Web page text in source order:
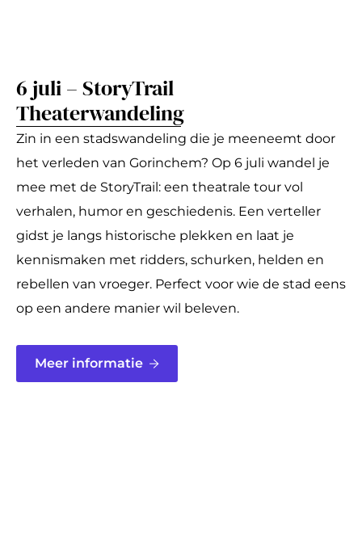
6 juli – StoryTrail
Theaterwandeling
Zin in een stadswandeling die je meeneemt door
het verleden van Gorinchem? Op 6 juli wandel je
mee met de StoryTrail: een theatrale tour vol
verhalen, humor en geschiedenis. Een verteller
gidst je langs historische plekken en laat je
kennismaken met ridders, schurken, helden en
rebellen van vroeger. Perfect voor wie de stad eens
op een andere manier wil beleven.
Meer informatie